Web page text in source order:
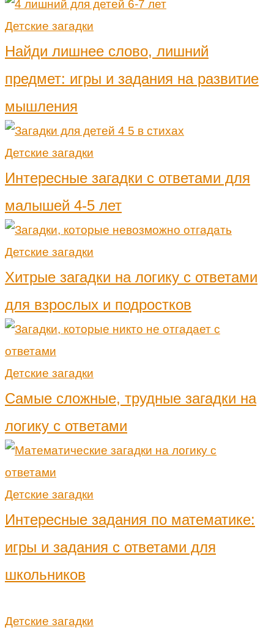
Детские загадки
Найди лишнее слово, лишний
предмет: игры и задания на развитие
мышления
Детские загадки
Интересные загадки с ответами для
малышей 4-5 лет
Детские загадки
Хитрые загадки на логику с ответами
для взрослых и подростков
Детские загадки
Самые сложные, трудные загадки на
логику с ответами
Детские загадки
Интересные задания по математике:
игры и задания с ответами для
школьников
Детские загадки